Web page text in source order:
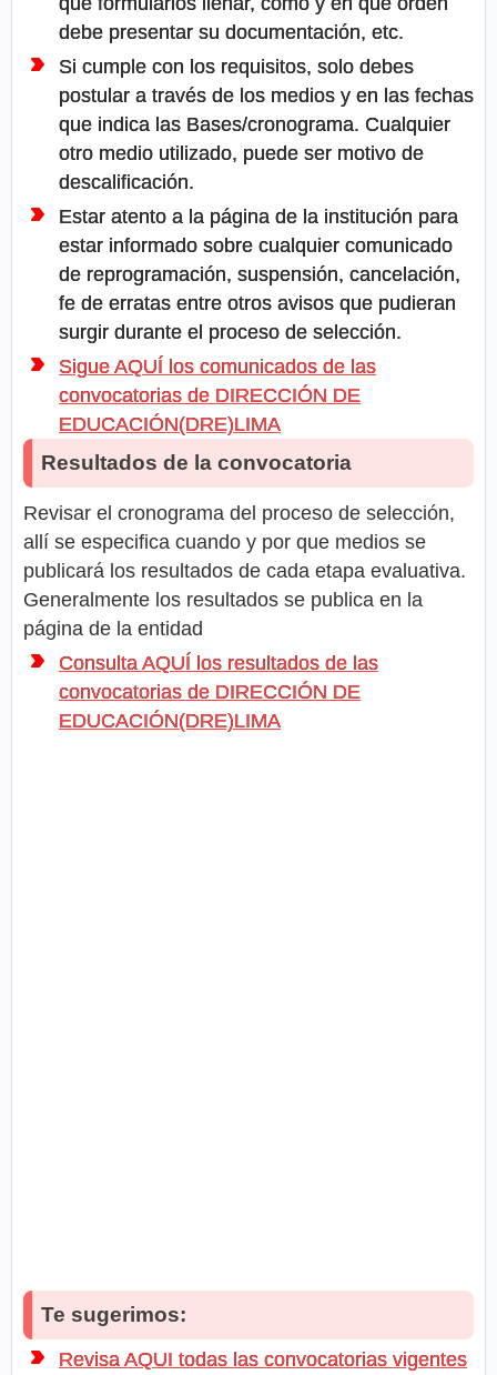
debe presentar su documentación, etc.
Si cumple con los requisitos, solo debes
postular a través de los medios y en las fechas
que indica las Bases/cronograma. Cualquier
otro medio utilizado, puede ser motivo de
descalificación.
Estar atento a la página de la institución para
estar informado sobre cualquier comunicado
de reprogramación, suspensión, cancelación,
fe de erratas entre otros avisos que pudieran
surgir durante el proceso de selección.
Sigue AQUÍ los comunicados de las
convocatorias de DIRECCIÓN DE
EDUCACIÓN(DRE)LIMA
Resultados de la convocatoria
Revisar el cronograma del proceso de selección,
allí se especifica cuando y por que medios se
publicará los resultados de cada etapa evaluativa.
Generalmente los resultados se publica en la
página de la entidad
Consulta AQUÍ los resultados de las
convocatorias de DIRECCIÓN DE
EDUCACIÓN(DRE)LIMA
Te sugerimos:
Revisa AQUI todas las convocatorias vigentes